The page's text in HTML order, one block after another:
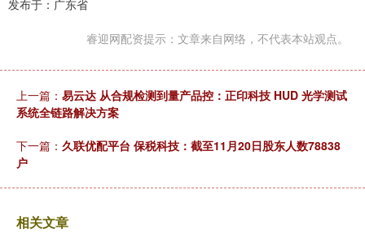
发布于：广东省
睿迎网配资提示：文章来自网络，不代表本站观点。
上一篇： 易云达 从合规检测到量产品控：正印科技 HUD 光学测试
系统全链路解决方案
下一篇： 久联优配平台 保税科技：截至11月20日股东人数78838
户
相关文章